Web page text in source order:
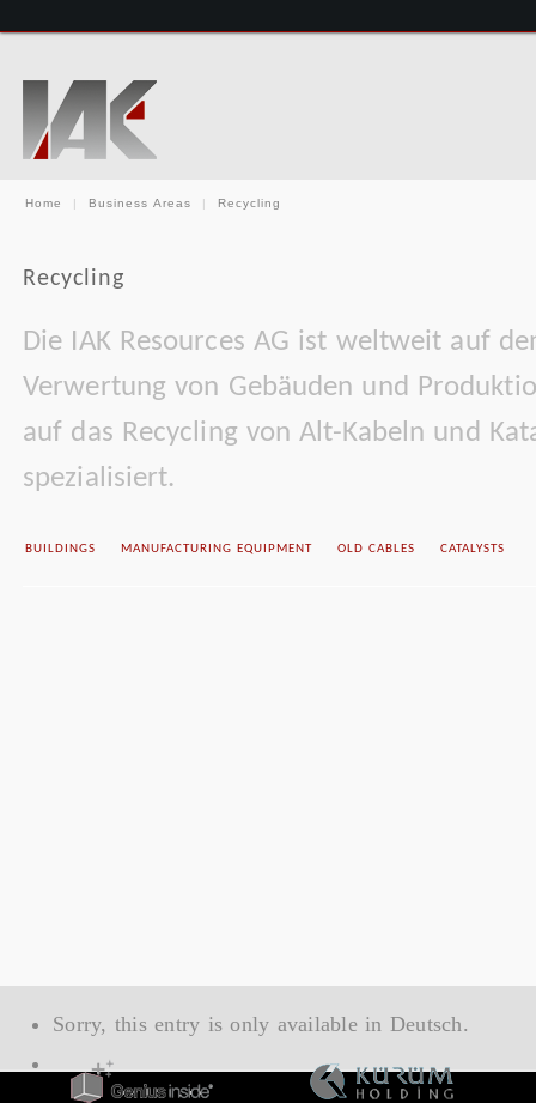
Home | Business Areas | Recycling
Recycling
Die IAK Resources AG ist weltweit auf
Verwertung von Gebäuden und
auf das Recycling von Alt-Kabeln und
spezialisiert.
BUILDINGS MANUFACTURING EQUIPMENT OLD CABLES CATALYSTS
Sorry, this entry is only available in Deutsch.